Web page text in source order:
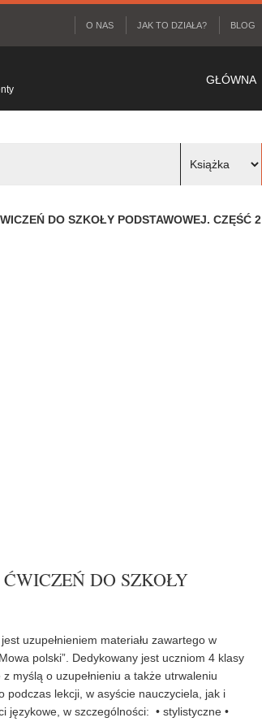
O NAS JAK TO DZIAŁA? BLOG
GŁÓWNA
DO SZKOŁY PODSTAWOWEJ. CZĘŚĆ 2
DO SZKOŁY
uzupełnieniem materiału zawartego w
polski”. Dedykowany jest uczniom 4 klasy
myślą o uzupełnieniu a także utrwaleniu
podczas lekcji, w asyście nauczyciela, jak i
językowe, w szczególności: • stylistyczne •